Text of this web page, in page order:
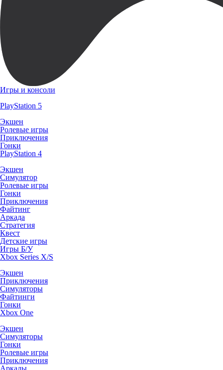
Игры и консоли
PlayStation 5
Экшен
Ролевые игры
Приключения
Гонки
PlayStation 4
Экшен
Симулятор
Ролевые игры
Гонки
Приключения
Файтинг
Аркада
Стратегия
Квест
Детские игры
Игры Б/У
Xbox Series X/S
Экшен
Приключения
Симуляторы
Файтинги
Гонки
Xbox One
Экшен
Симуляторы
Гонки
Ролевые игры
Приключения
Аркады